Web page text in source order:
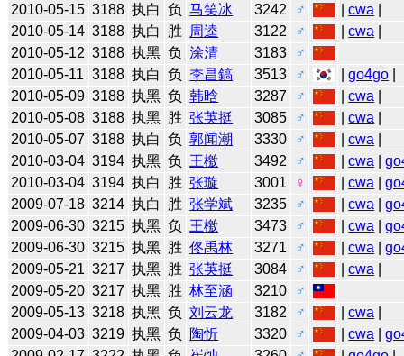
2010-05-15 3188 执白 负 马笑冰 3242 ♂ |cwa
2010-05-14 3188 执白 胜 周逵 3122 ♂ |cwa
2010-05-12 3188 执黑 负 涂清 3183
♂
2010-05-11 3188 执白 负 李昌鎬 3513 ♂ |go4go
2010-05-09 3188 执黑 负 韩晗 3287 ♂ |cwa
2010-05-08 3188 执黑 胜 张英挺 3085 ♂ |cwa
2010-05-07 3188 执白 负 郭闻潮 3330 ♂ |cwa
2010-03-04 3194 执黑 负 王檄 3492 ♂ |cwa |
2010-03-04 3194 执白 胜 张璇 3001 ♀ |cwa |
2009-07-18 3214 执白 胜 张学斌 3235 ♂ |cwa |
2009-06-30 3215 执黑 负 王檄 3473 ♂ |cwa |
2009-06-30 3215 执黑 胜 佟禹林 3271 ♂ |cwa |
2009-05-21 3217 执黑 胜 张英挺 3084 ♂ |cwa
2009-05-20 3217 执黑 胜 林至涵 3210
♂
2009-05-13 3218 执黑 负 刘云龙 3182 ♂ |cwa
2009-04-03 3219 执黑 负 陶忻 3320 ♂ |cwa |